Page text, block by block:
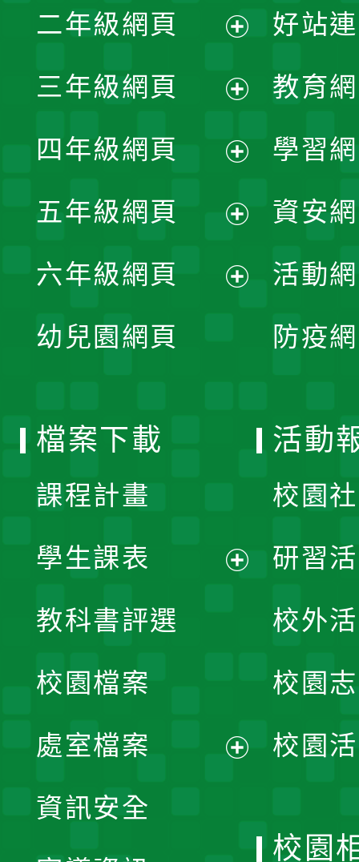
開
選
單
二年級網頁
開
選
單
三年級網頁
開
選
單
四年級網頁
開
選
五年級網頁
開
六年級網頁
幼兒園網頁
好站
教育
學習
資安
活動
防疫
檔案下載
課程計畫
學生課表
單
教科書評選
校園檔案
處室檔案
資訊安全
活動
校園
研習
校外
校園
校園
校園